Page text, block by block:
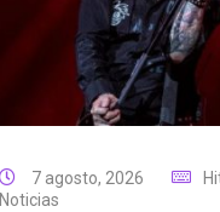
7 agosto, 2026
Noticias